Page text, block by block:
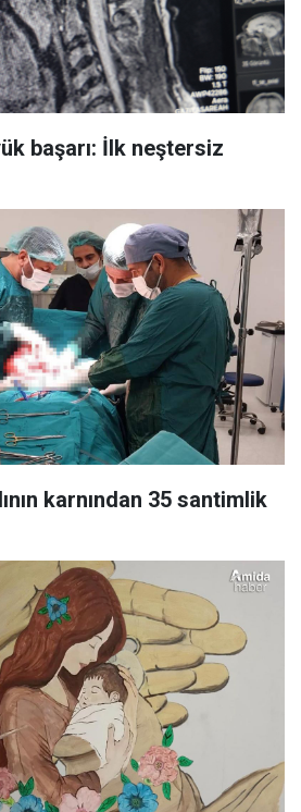
başarı: İlk neştersiz
karnından 35 santimlik